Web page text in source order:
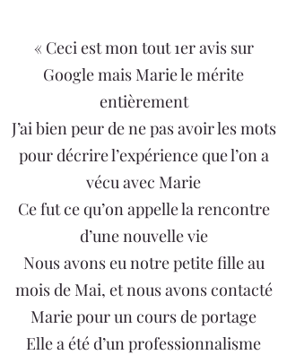
« Ceci est mon tout 1er avis sur
Google mais Marie le mérite
entièrement
J’ai bien peur de ne pas avoir les mots
pour décrire l’expérience que l’on a
vécu avec Marie
Ce fut ce qu’on appelle la rencontre
d’une nouvelle vie
Nous avons eu notre petite fille au
mois de Mai, et nous avons contacté
Marie pour un cours de portage
Elle a été d’un professionnalisme